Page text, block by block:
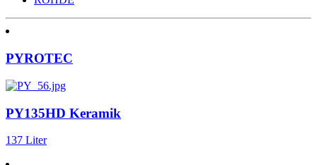
PYROTEC
PY135HD Keramik
137 Liter